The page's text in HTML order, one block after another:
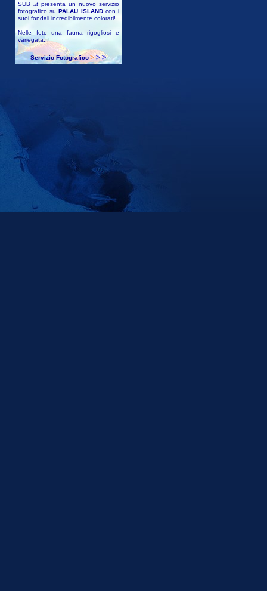
SUB .it presenta un nuovo servizio
fotografico suPALAU ISLANDcon i
suoi fondali incredibilmente colorati!
Nelle foto una fauna rigogliosi e
variegata...
Servizio Fotografico